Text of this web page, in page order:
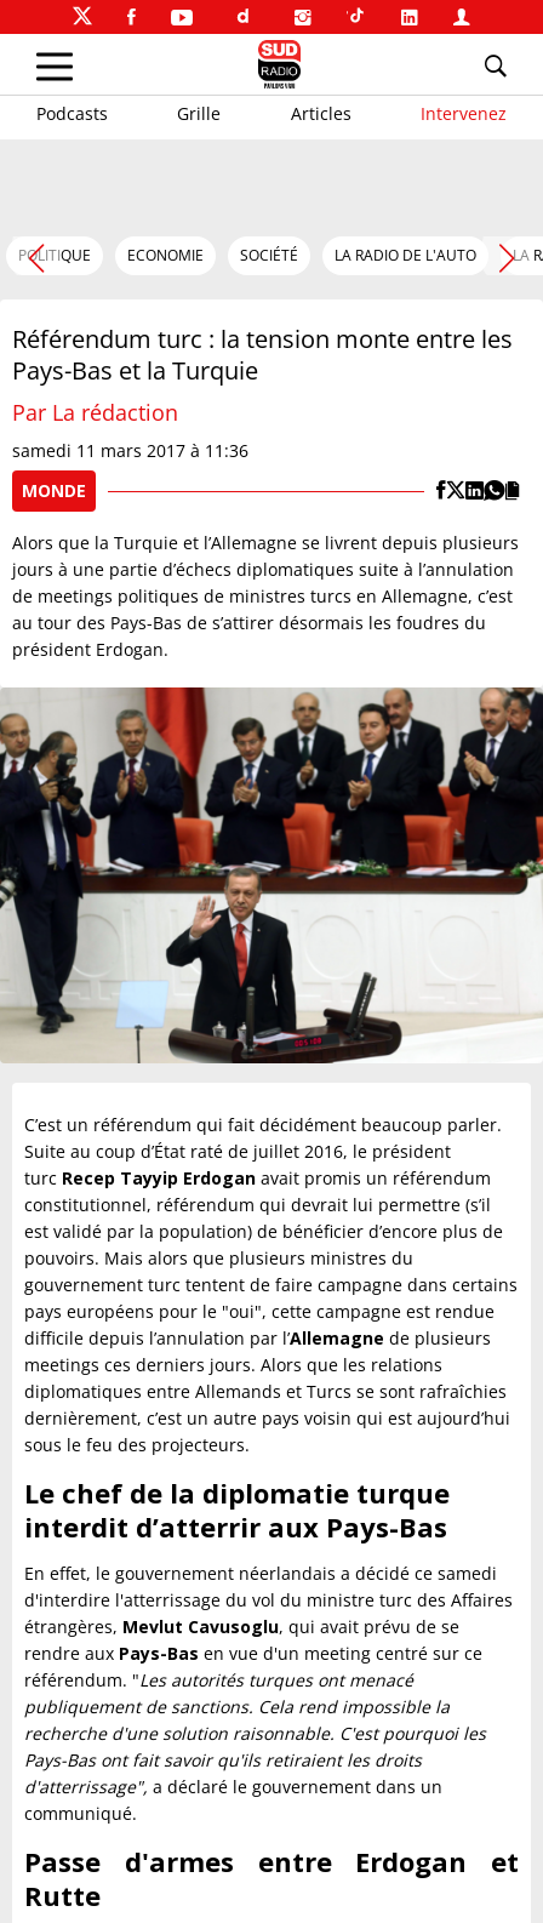
Podcasts Grille Articles Intervenez
POLITIQUE ECONOMIE SOCIÉTÉ LA RADIO DE L'AUTO LA
Référendum turc : la tension monte entre les
Pays-Bas et la Turquie
Par La rédaction
samedi 11 mars 2017 à 11:36
MONDE
Alors que la Turquie et l’Allemagne se livrent depuis plusieurs
jours à une partie d’échecs diplomatiques suite à l’annulation
de meetings politiques de ministres turcs en Allemagne, c’est
au tour des Pays-Bas de s’attirer désormais les foudres du
président Erdogan.
C’est un référendum qui fait décidément beaucoup parler.
Suite au coup d’État raté de juillet 2016, le président
turc Recep Tayyip Erdogan avait promis un référendum
constitutionnel, référendum qui devrait lui permettre (s’il
est validé par la population) de bénéficier d’encore plus de
pouvoirs. Mais alors que plusieurs ministres du
gouvernement turc tentent de faire campagne dans certains
pays européens pour le "oui", cette campagne est rendue
difficile depuis l’annulation par l’Allemagne de plusieurs
meetings ces derniers jours. Alors que les relations
diplomatiques entre Allemands et Turcs se sont rafraîchies
dernièrement, c’est un autre pays voisin qui est aujourd’hui
sous le feu des projecteurs.
Le chef de la diplomatie turque
interdit d’atterrir aux Pays-Bas
En effet, le gouvernement néerlandais a décidé ce samedi
d'interdire l'atterrissage du vol du ministre turc des Affaires
étrangères, Mevlut Cavusoglu, qui avait prévu de se
rendre aux Pays-Bas en vue d'un meeting centré sur ce
référendum. "Les autorités turques ont menacé
publiquement de sanctions. Cela rend impossible la
recherche d'une solution raisonnable. C'est pourquoi les
Pays-Bas ont fait savoir qu'ils retiraient les droits
d'atterrissage", a déclaré le gouvernement dans un
communiqué.
Passe d'armes entre Erdogan et
Rutte